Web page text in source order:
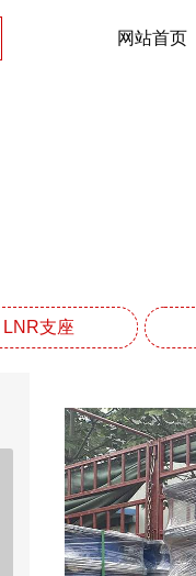
网站首页
LNR支座